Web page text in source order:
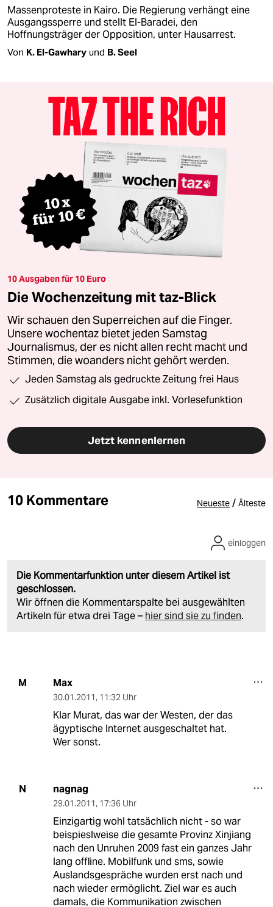
Massenproteste in Kairo. Die Regierung verhängt eine
Ausgangssperre und stellt El-Baradei, den
Hoffnungsträger der Opposition, unter Hausarrest.
Von K. El-Gawhary und B. Seel
10 Ausgaben für 10 Euro
Die Wochenzeitung mit taz-Blick
Wir schauen den Superreichen auf die Finger.
Unsere wochentaz bietet jeden Samstag
Journalismus, der es nicht allen recht macht und
Stimmen, die woanders nicht gehört werden.
Jeden Samstag als gedruckte Zeitung frei Haus
Zusätzlich digitale Ausgabe inkl. Vorlesefunktion
Jetzt kennenlernen
10 Kommentare Neueste / Älteste
Die Kommentarfunktion unter diesem Artikel ist
geschlossen.
Wir öffnen die Kommentarspalte bei ausgewählten
Artikeln für etwa drei Tage – hier sind sie zu finden.
einloggen
M Max
30.01.2011, 11:32 Uhr
Klar Murat, das war der Westen, der das
ägyptische Internet ausgeschaltet hat.
Wer sonst.
N nagnag
29.01.2011, 17:36 Uhr
Einzigartig wohl tatsächlich nicht - so war
beispieslweise die gesamte Provinz Xinjiang
nach den Unruhen 2009 fast ein ganzes Jahr
lang offline. Mobilfunk und sms, sowie
Auslandsgespräche wurden erst nach und
nach wieder ermöglicht. Ziel war es auch
damals, die Kommunikation zwischen